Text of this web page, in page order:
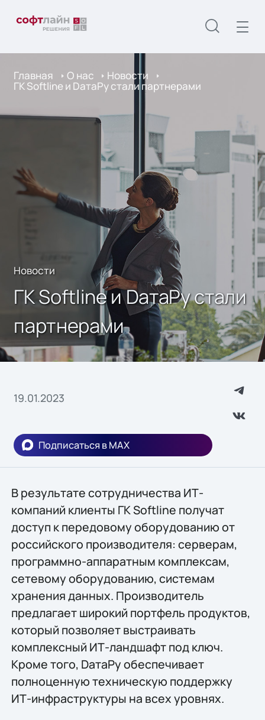
Главная О нас Новости
ГК Softline и DатаРу стали партнерами
Новости
ГК Softline и DатаРу стали
партнерами
19.01.2023
Подписаться в MAX
В результате сотрудничества ИТ-
компаний клиенты ГК Softline получат
доступ к передовому оборудованию от
российского производителя: серверам,
программно-аппаратным комплексам,
сетевому оборудованию, системам
хранения данных. Производитель
предлагает широкий портфель продуктов,
который позволяет выстраивать
комплексный ИТ-ландшафт под ключ.
Кроме того, DатаРу обеспечивает
полноценную техническую поддержку
ИТ-инфраструктуры на всех уровнях.